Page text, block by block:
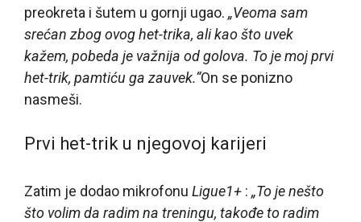
preokreta i šutem u gornji ugao. „Veoma sam
srećan zbog ovog het-trika, ali kao što uvek
kažem, pobeda je važnija od golova. To je moj prvi
het-trik, pamtiću ga zauvek.“On se ponizno
nasmeši.
Prvi het-trik u njegovoj karijeri
Zatim je dodao mikrofonu Ligue1+ : „To je nešto
što volim da radim na treningu, takođe to radim